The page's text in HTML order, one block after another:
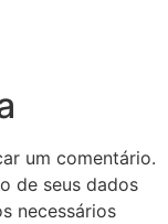
um comentário.
de seus dados
necessários